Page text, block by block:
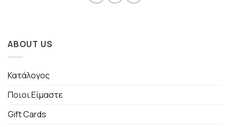
ABOUT US
Κατάλογος
Ποιοι Είμαστε
Gift Cards